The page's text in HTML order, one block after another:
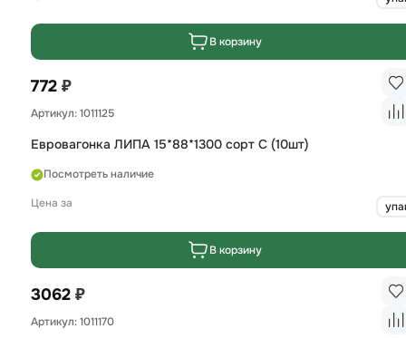
В корзину
772 ₽
Артикул: 1011125
Евровагонка ЛИПА 15*88*1300 сорт С (10шт)
Посмотреть наличие
Цена за
В корзину
3062 ₽
Артикул: 1011170